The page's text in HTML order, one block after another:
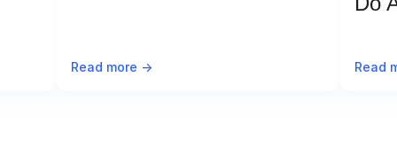
Read more -> Read